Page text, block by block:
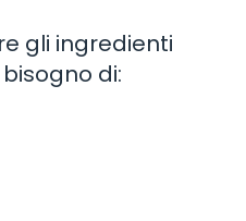
gli ingredienti
di: